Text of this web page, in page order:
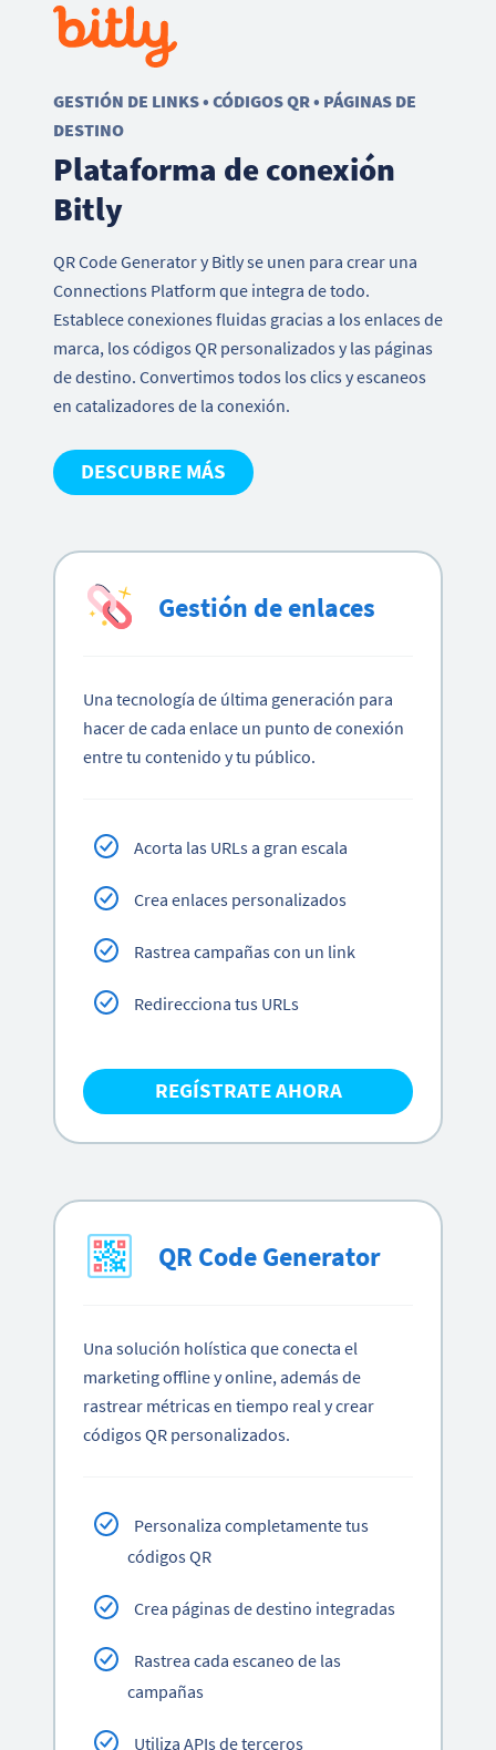
GESTIÓN DE LINKS • CÓDIGOS QR • PÁGINAS DE
DESTINO
Plataforma de conexión
Bitly
QR Code Generator y Bitly se unen para crear una
Connections Platform que integra de todo.
Establece conexiones fluidas gracias a los enlaces de
marca, los códigos QR personalizados y las páginas
de destino. Convertimos todos los clics y escaneos
en catalizadores de la conexión.
DESCUBRE MÁS
Gestión de enlaces
Una tecnología de última generación para
hacer de cada enlace un punto de conexión
entre tu contenido y tu público.
Acorta las URLs a gran escala
Crea enlaces personalizados
Rastrea campañas con un link
Redirecciona tus URLs
REGÍSTRATE AHORA
QR Code Generator
Una solución holística que conecta el
marketing offline y online, además de
rastrear métricas en tiempo real y crear
códigos QR personalizados.
Personaliza completamente tus
códigos QR
Crea páginas de destino integradas
Rastrea cada escaneo de las
campañas
Utiliza APIs de terceros